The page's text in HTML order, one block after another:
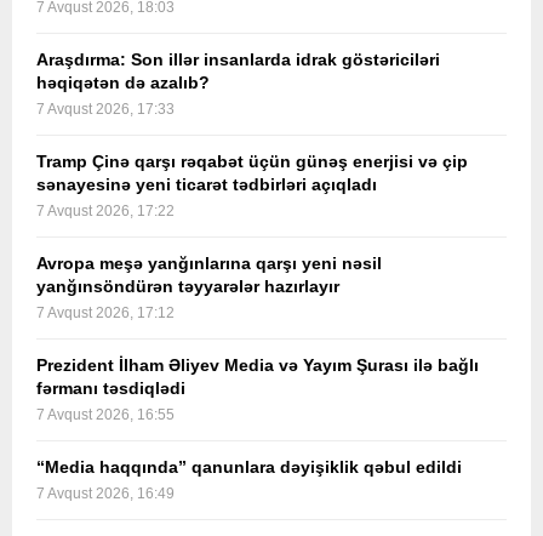
7 Avqust 2026, 18:03
Araşdırma: Son illər insanlarda idrak göstəriciləri
həqiqətən də azalıb?
7 Avqust 2026, 17:33
Tramp Çinə qarşı rəqabət üçün günəş enerjisi və çip
sənayesinə yeni ticarət tədbirləri açıqladı
7 Avqust 2026, 17:22
Avropa meşə yanğınlarına qarşı yeni nəsil
yanğınsöndürən təyyarələr hazırlayır
7 Avqust 2026, 17:12
Prezident İlham Əliyev Media və Yayım Şurası ilə bağlı
fərmanı təsdiqlədi
7 Avqust 2026, 16:55
“Media haqqında” qanunlara dəyişiklik qəbul edildi
7 Avqust 2026, 16:49